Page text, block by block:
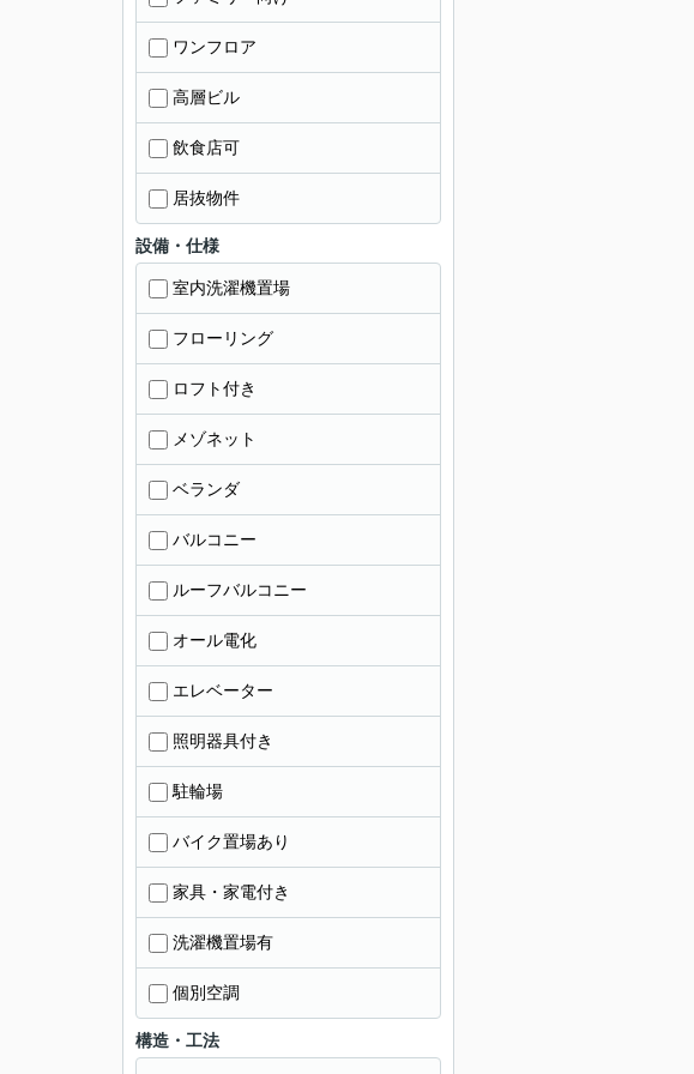
ワンフロア
高層ビル
飲食店可
居抜物件
設備・仕様
室内洗濯機置場
フローリング
ロフト付き
メゾネット
ベランダ
バルコニー
ルーフバルコニー
オール電化
エレベーター
照明器具付き
駐輪場
バイク置場あり
家具・家電付き
洗濯機置場有
個別空調
構造・工法